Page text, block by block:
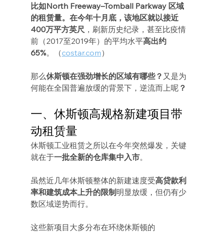
比如North Freeway–Tomball Parkway 区域
的租赁量。在今年十月底，该地区就以接近
400万平方英尺 ，刷新历史纪录，甚至比疫情
前（2017至2019年）的平均水平高出约
65%。（costar.com）
那么休斯顿在强劲增长的区域有哪些？ 又是为
何能在全国普遍放缓的背景下，逆流而上呢？
一、休斯顿高规格新建项目带
动租赁量
休斯顿工业租赁之所以在今年突然爆发，关键
就在于一批全新的仓库集中入市。
虽然近几年休斯顿整体的新建速度受高贷款利
率和建筑成本上升的限制明显放缓，但仍有少
数区域逆势而行。
这些新项目大多分布在环绕休斯顿的